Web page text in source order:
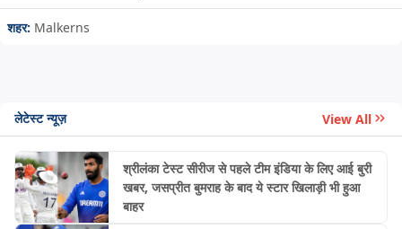
शहर: Malkerns
लेटेस्ट न्यूज़ View All
श्रीलंका टेस्ट सीरीज से पहले टीम इंडिया के लिए आई बुरी
खबर, जसप्रीत बुमराह के बाद ये स्टार खिलाड़ी भी हुआ
बाहर